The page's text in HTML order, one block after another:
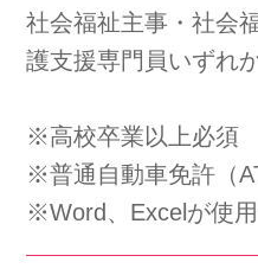
社会福祉主事・社会
護支援専門員いずれ
※高校卒業以上必須
※普通自動車免許（
※Word、Excelが使